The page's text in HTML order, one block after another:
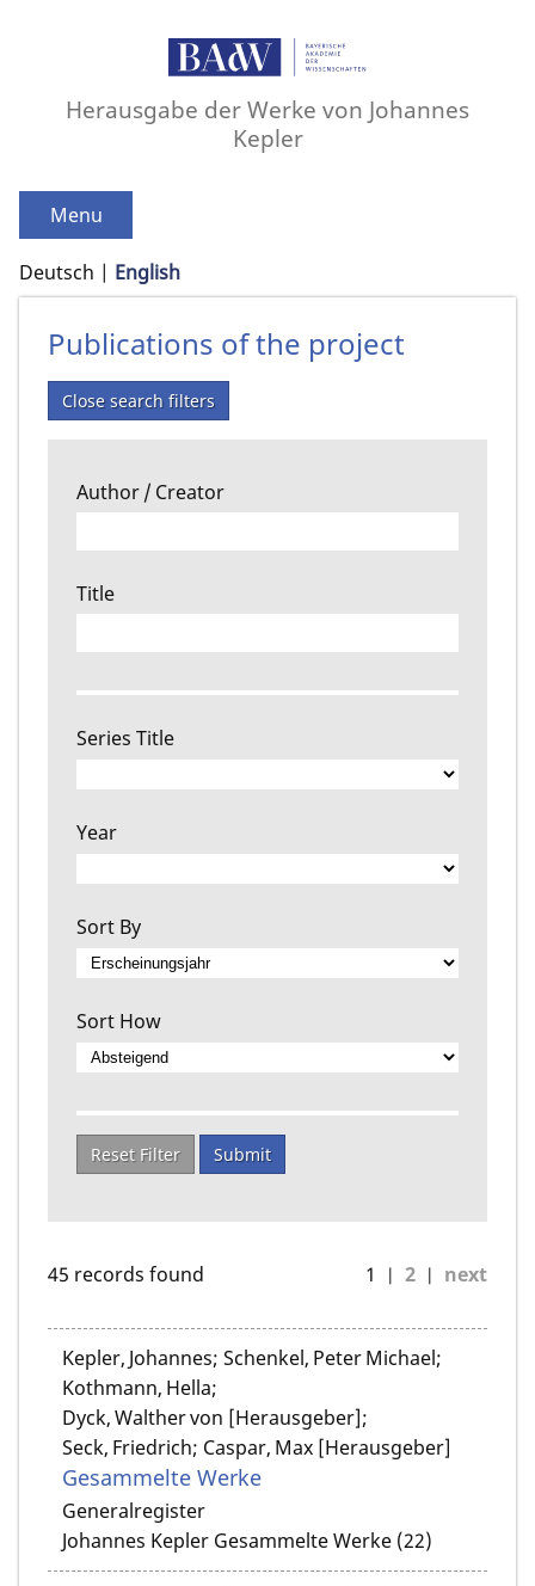
Herausgabe der Werke von Johannes
Kepler
Menu
Deutsch English
Publications of the project
Close search filters
Author / Creator
Title
Series Title
Year
Sort By
Sort How
Reset Filter Submit
45 records found 1 2 next
Kepler, Johannes; Schenkel, Peter Michael;
Kothmann, Hella;
Dyck, Walther von [Herausgeber];
Seck, Friedrich; Caspar, Max [Herausgeber]
Gesammelte Werke
Generalregister
Johannes Kepler Gesammelte Werke (22)